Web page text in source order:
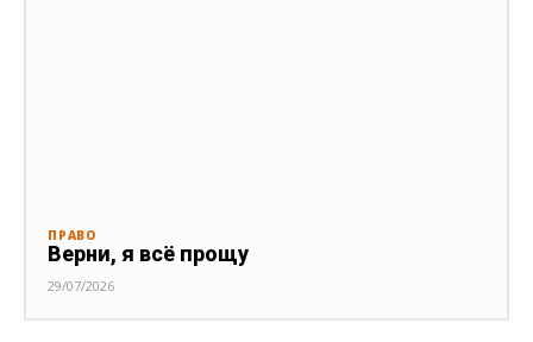
ПРАВО
Верни, я всё прощу
29/07/2026